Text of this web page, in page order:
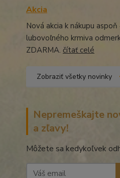
Akcia
Nová akcia k nákupu
lubovoľného krmiva
ZDARMA. čítať celé
Zobraziť všetky novinky
Nepremeškajte
a zľavy!
Môžete sa kedykoľvek